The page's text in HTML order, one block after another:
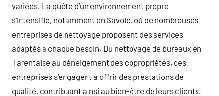
variées. La quête d’un environnement propre
s’intensifie, notamment en Savoie, où de nombreuses
entreprises de nettoyage proposent des services
adaptés à chaque besoin. Du nettoyage de bureaux en
Tarentaise au déneigement des copropriétés, ces
entreprises s’engagent à offrir des prestations de
qualité, contribuant ainsi au bien-être de leurs clients.